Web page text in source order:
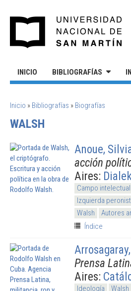
INICIO BIBLIOGRAFÍAS
SE ENCUENTRA USTED AQUÍ
Inicio » Bibliografías » Biografías
WALSH
Anoue,
acción
Aires:
Campo intelectual
Izquierda
Walsh
Autores
Índice
Prensa
Aires:
Ideología Walsh